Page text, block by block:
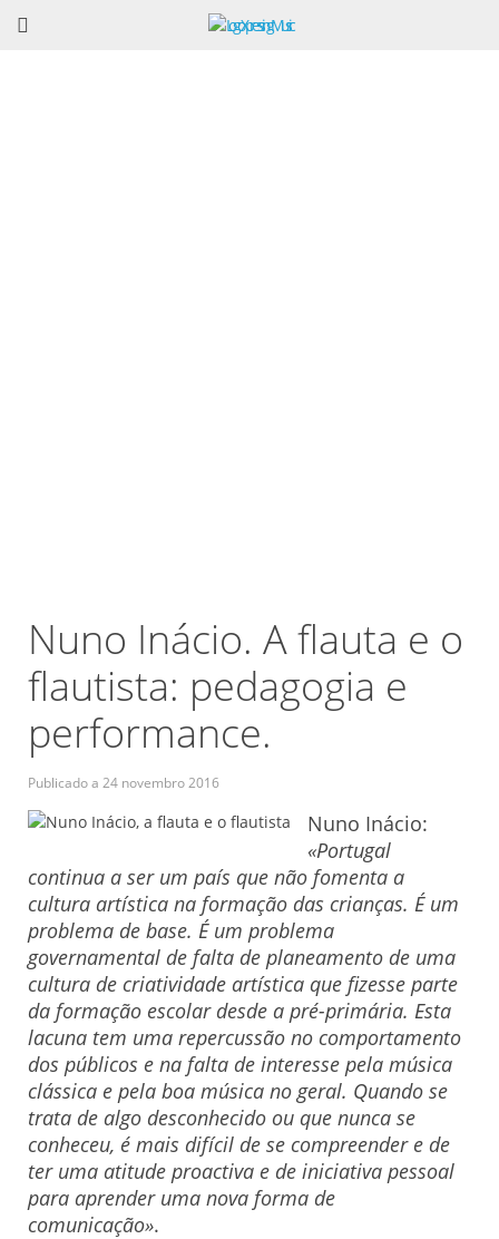
Nuno Inácio. A flauta e o
flautista: pedagogia e
performance.
Publicado a 24 novembro 2016
Nuno Inácio:
«Portugal
continua a ser um país que não fomenta a
cultura artística na formação das crianças. É um
problema de base. É um problema
governamental de falta de planeamento de uma
cultura de criatividade artística que fizesse parte
da formação escolar desde a pré-primária. Esta
lacuna tem uma repercussão no comportamento
dos públicos e na falta de interesse pela música
clássica e pela boa música no geral. Quando se
trata de algo desconhecido ou que nunca se
conheceu, é mais difícil de se compreender e de
ter uma atitude proactiva e de iniciativa pessoal
para aprender uma nova forma de
comunicação».